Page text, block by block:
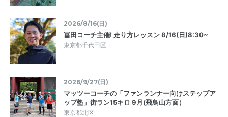
2026/8/16(日)
冨田コーチ主催! 走り方レッスン 8/16(日)8:30~
東京都千代田区
2026/9/27(日)
マッツーコーチの「ファンランナー向けステップア
ップ塾」街ラン15キロ 9月(飛鳥山方面）
東京都北区